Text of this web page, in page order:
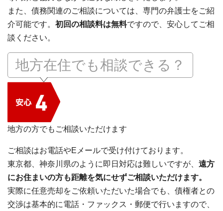
また、債務関連のご相談については、専門の弁護士をご紹
介可能です。 初回の相談料は無料ですので、安心してご相
談ください。
地方在住でも相談できる？
地方の方でもご相談いただけます
ご相談はお電話やEメールで受け付けております。
東京都、神奈川県のように即日対応は難しいですが、 遠方
にお住まいの方も距離を気にせずご相談いただけます。
実際に任意売却をご依頼いただいた場合でも、債権者との
交渉は基本的に電話・ファックス・郵便で行いますので、